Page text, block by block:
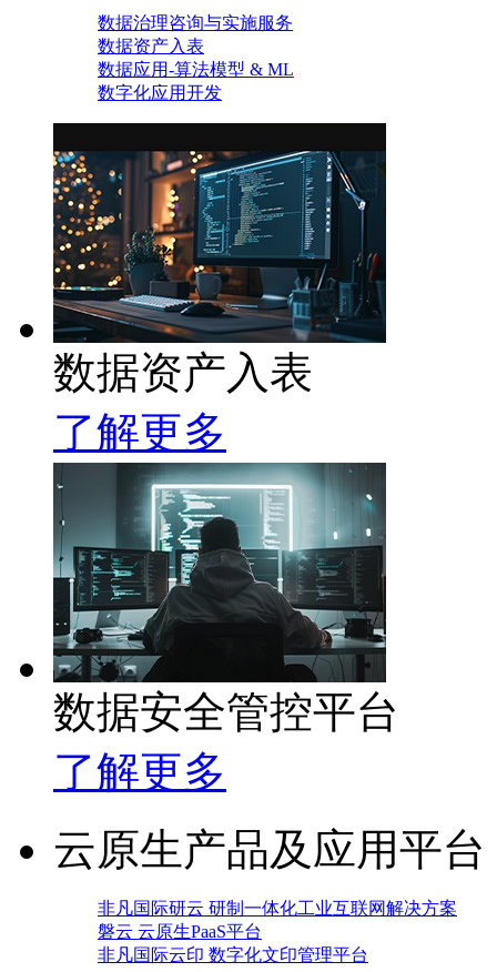
数据治理咨询与实施服务
数据资产入表
数据应用-算法模型 & ML
数字化应用开发
数据资产入表
了解更多
数据安全管控平台
了解更多
云原生产品及应用平台
非凡国际研云 研制一体化工业互联网解决方案
磐云 云原生PaaS平台
非凡国际云印 数字化文印管理平台